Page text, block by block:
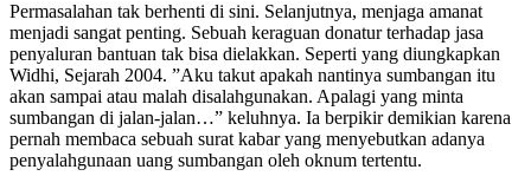
Permasalahan tak berhenti di sini. Selanjutnya, menjaga amanat
menjadi sangat penting. Sebuah keraguan donatur terhadap jasa
penyaluran bantuan tak bisa dielakkan. Seperti yang diungkapkan
Widhi, Sejarah 2004. ”Aku takut apakah nantinya sumbangan itu
akan sampai atau malah disalahgunakan. Apalagi yang minta
sumbangan di jalan-jalan…” keluhnya. Ia berpikir demikian karena
pernah membaca sebuah surat kabar yang menyebutkan adanya
penyalahgunaan uang sumbangan oleh oknum tertentu.